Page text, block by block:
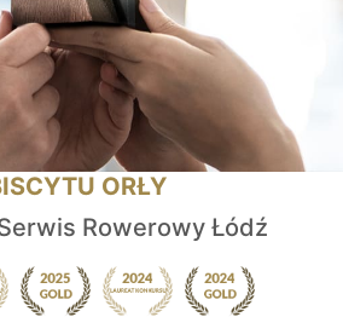
ORŁY
Rowerowy Łódź